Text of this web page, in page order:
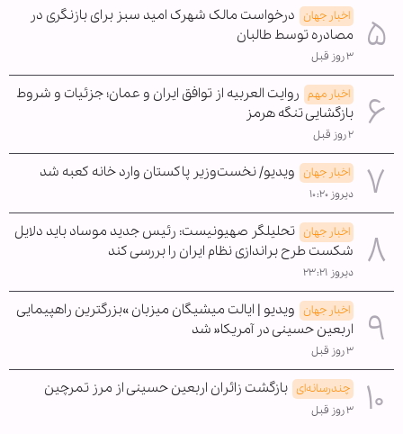
اخبار جهان درخواست مالک شهرک امید سبز برای بازنگری در
مصادره توسط طالبان
۳ روز قبل
اخبار مهم روایت العربیه از توافق ایران و عمان؛ جزئیات و شروط
بازگشایی تنگه هرمز
۲ روز قبل
اخبار جهان ویدیو/ نخست‌وزیر پاکستان وارد خانه کعبه شد
دیروز ۱۰:۲۰
اخبار جهان تحلیلگر صهیونیست: رئیس جدید موساد باید دلایل
شکست طرح براندازی نظام ایران را بررسی کند
دیروز ۲۳:۲۱
اخبار جهان ویدیو | ایالت میشیگان میزبان »بزرگترین راهپیمایی
اربعین حسینی در آمریکا« شد
۳ روز قبل
چندرسانه‌ای بازگشت زائران اربعین حسینی از مرز تمرچین
۳ روز قبل